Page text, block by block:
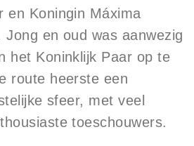
en Koningin Máxima
en oud was aanwezig
het Koninklijk Paar op te
route heerste een
sfeer, met veel
toeschouwers.